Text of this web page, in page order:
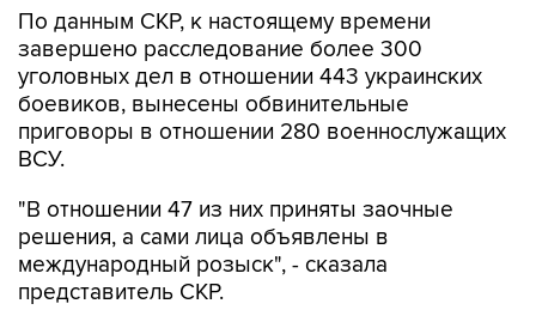
По данным СКР, к настоящему времени
завершено расследование более 300
уголовных дел в отношении 443 украинских
боевиков, вынесены обвинительные
приговоры в отношении 280 военнослужащих
ВСУ.
"В отношении 47 из них приняты заочные
решения, а сами лица объявлены в
международный розыск", - сказала
представитель СКР.